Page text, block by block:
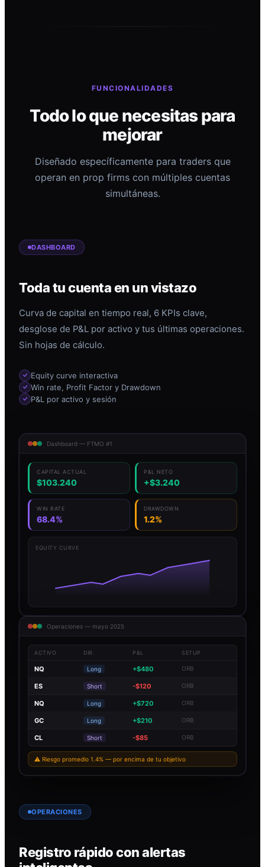
FUNCIONALIDADES
Todo lo que necesitas para
mejorar
Diseñado específicamente para traders que
operan en prop firms con múltiples cuentas
simultáneas.
DASHBOARD
Toda tu cuenta en un vistazo
Curva de capital en tiempo real, 6 KPIs clave,
desglose de P&L por activo y tus últimas operaciones.
Sin hojas de cálculo.
Equity curve interactiva
Win rate, Profit Factor y Drawdown
P&L por activo y sesión
Dashboard — FTMO #1
CAPITAL ACTUAL
$103.240
P&L NETO
+$3.240
WIN RATE
68.4%
DRAWDOWN
1.2%
EQUITY CURVE
Operaciones — mayo 2025
ACTIVO DIR. P&L SETUP
NQ Long +$480 ORB
ES Short -$120 ORB
NQ Long +$720 ORB
GC Long +$210 ORB
CL Short -$85 ORB
⚠ Riesgo promedio 1.4% — por encima de tu objetivo
OPERACIONES
Registro rápido con alertas